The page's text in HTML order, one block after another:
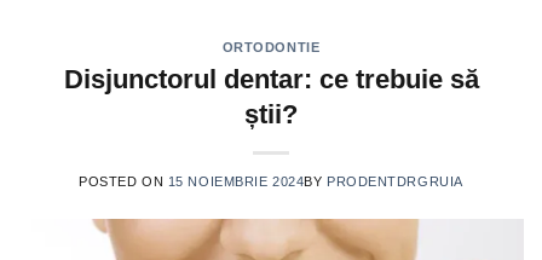
ORTODONTIE
Disjunctorul dentar: ce trebuie să
știi?
POSTED ON 15 NOIEMBRIE 2024BY PRODENTDRGRUIA